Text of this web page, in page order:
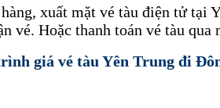
xuất mặt vé tàu điện tử
vé. Hoặc thanh toán vé tàu qua
giá vé tàu Yên Trung đi